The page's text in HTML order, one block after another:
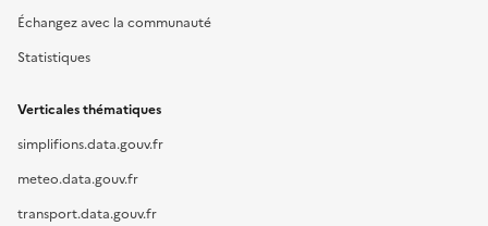
Échangez avec la communauté
Statistiques
Verticales thématiques
simplifions.data.gouv.fr
meteo.data.gouv.fr
transport.data.gouv.fr